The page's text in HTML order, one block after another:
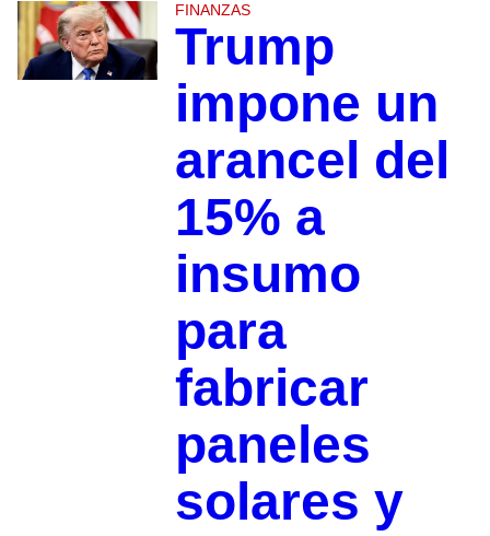
FINANZAS
Trump
impone un
arancel del
15% a
insumo
para
fabricar
paneles
solares y